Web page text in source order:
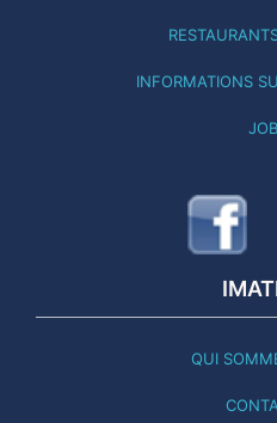
INFORMATIONS
QUI